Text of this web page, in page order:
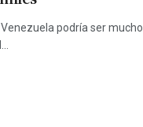
podría ser mucho